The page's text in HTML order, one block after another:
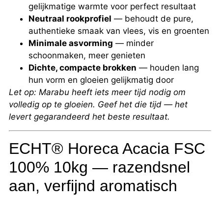
gelijkmatige warmte voor perfect resultaat
Neutraal rookprofiel — behoudt de pure,
authentieke smaak van vlees, vis en groenten
Minimale asvorming — minder
schoonmaken, meer genieten
Dichte, compacte brokken — houden lang
hun vorm en gloeien gelijkmatig door
Let op: Marabu heeft iets meer tijd nodig om
volledig op te gloeien. Geef het die tijd — het
levert gegarandeerd het beste resultaat.
ECHT® Horeca Acacia FSC
100% 10kg — razendsnel
aan, verfijnd aromatisch